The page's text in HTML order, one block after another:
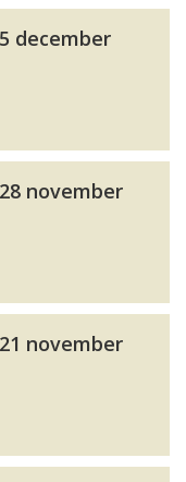
december
november
november